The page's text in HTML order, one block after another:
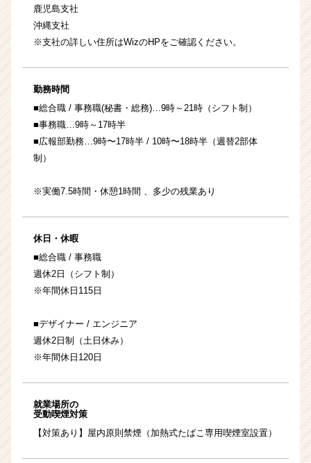
鹿児島支社
沖縄支社
※支社の詳しい住所はWizのHPをご確認ください。
勤務時間
■総合職 / 事務職(秘書・総務)…9時～21時（シフト制）
■事務職…9時～17時半
■広報部勤務…9時〜17時半 / 10時〜18時半（週替2部体
制）
※実働7.5時間・休憩1時間 、多少の残業あり
休日・休暇
■総合職 / 事務職
週休2日（シフト制）
※年間休日115日
■デザイナー / エンジニア
週休2日制（土日休み）
※年間休日120日
就業場所の
受動喫煙対策
【対策あり】屋内原則禁煙（加熱式たばこ専用喫煙室設置）